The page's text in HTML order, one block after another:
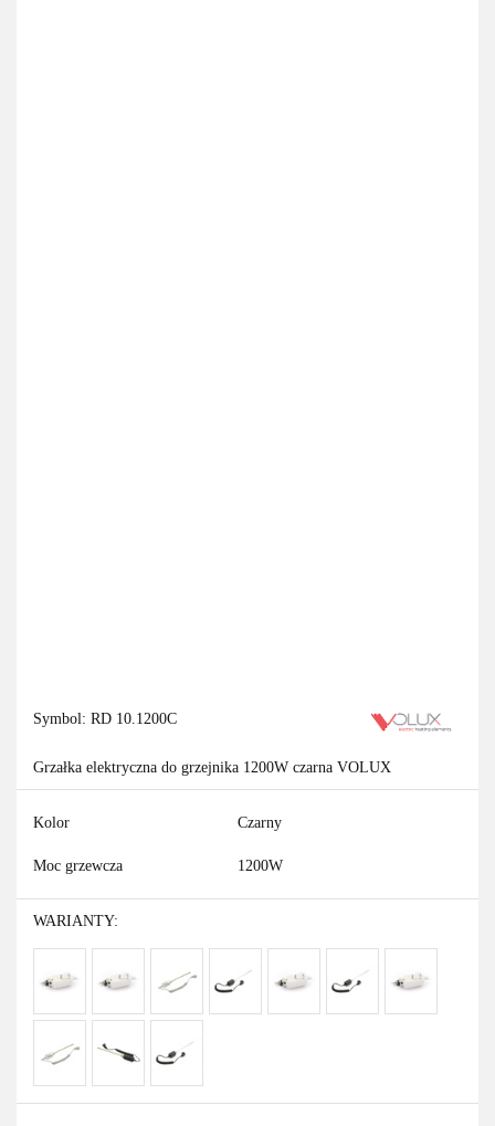
Symbol: RD 10.1200C
Grzałka elektryczna do grzejnika 1200W czarna VOLUX
Kolor Czarny
Moc grzewcza 1200W
WARIANTY: